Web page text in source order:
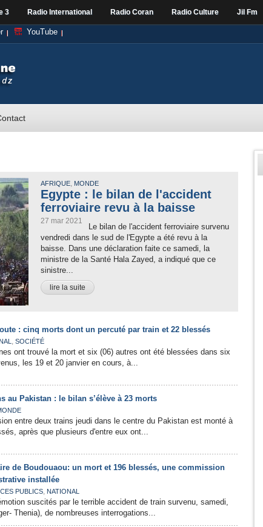
3 Radio International Radio Coran Radio Culture Jil Fm
YouTube
AFRIQUE, MONDE
Egypte : le bilan de l'accident
ferroviaire revu à la baisse
27 mar 2021
Le bilan de l'accident ferroviaire survenu
vendredi dans le sud de l'Egypte a été revu à la
baisse. Dans une déclaration faite ce samedi, la
ministre de la Santé Hala Zayed, a indiqué que ce
sinistre...
lire la suite
: cinq morts dont un percuté par train et 22 blessés
, SOCIÉTÉ
ont trouvé la mort et six (06) autres ont été blessées dans six
les 19 et 20 janvier en cours, à...
au Pakistan : le bilan s’élève à 23 morts
entre deux trains jeudi dans le centre du Pakistan est monté à
après que plusieurs d'entre eux ont...
de Boudouaou: un mort et 196 blessés, une commission
installée
PUBLICS, NATIONAL
suscités par le terrible accident de train survenu, samedi,
Thenia), de nombreuses interrogations...